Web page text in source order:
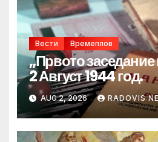
Вести Времеплов
„Првото
2 Август 1944 год.
AUG 2, 2026 RADOVIS